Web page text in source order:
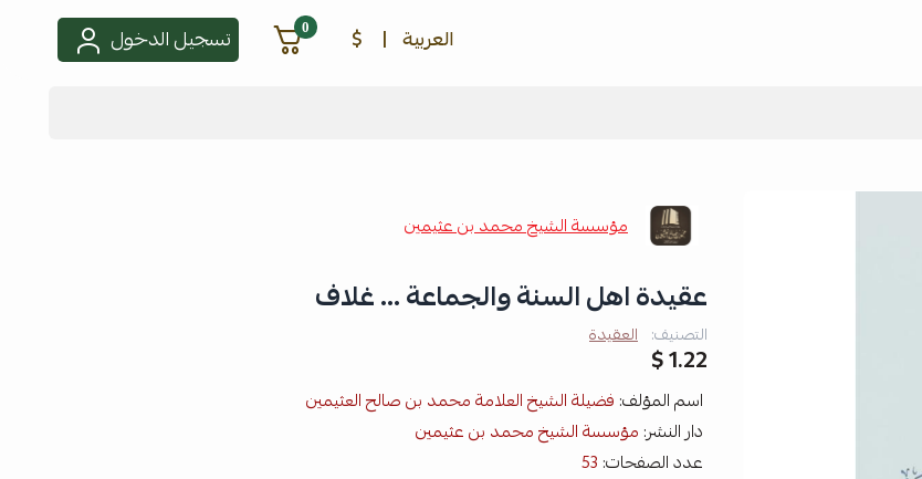
العربية |
$
0 تسجيل الدخول
مؤسسة الشيخ محمد بن عثيمين
عقيدة اهل السنة والجماعة ... غلاف
التصنيف: العقيدة
1.22 $
اسم المؤلف: فضيلة الشيخ العلامة محمد بن صالح العثيمين
دار النشر: مؤسسة الشيخ محمد بن عثيمين
عدد الصفحات: 53